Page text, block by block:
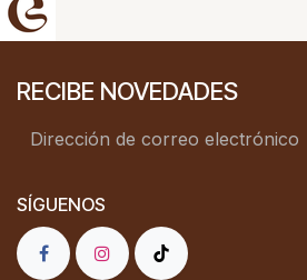
RECIBE NOVEDADES
SÍGUENOS